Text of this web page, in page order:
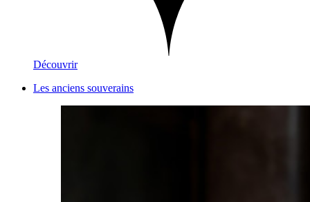
Découvrir
Les anciens souverains